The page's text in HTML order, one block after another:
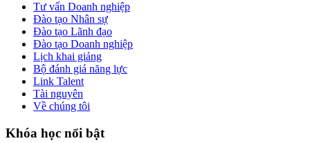
Tư vấn Doanh nghiệp
Đào tạo Nhân sự
Đào tạo Lãnh đạo
Đào tạo Doanh nghiệp
Lịch khai giảng
Bộ đánh giá năng lực
Link Talent
Tài nguyên
Về chúng tôi
Khóa học nổi bật